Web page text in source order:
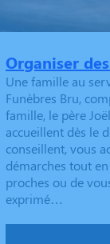
Organiser
Une famille au
Funèbres Bru,
famille, le père
accueillent dès le
conseillent, vous
démarches tout
proches ou de
exprimé…